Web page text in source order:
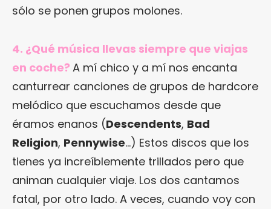
sólo se ponen grupos molones.
4. ¿Qué música llevas siempre que viajas
en coche? A mí chico y a mí nos encanta
canturrear canciones de grupos de hardcore
melódico que escuchamos desde que
éramos enanos (Descendents, Bad
Religion, Pennywise…) Estos discos que los
tienes ya increíblemente trillados pero que
animan cualquier viaje. Los dos cantamos
fatal, por otro lado. A veces, cuando voy con